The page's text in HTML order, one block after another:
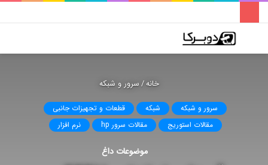
پوسته
فهرست
خانه/سرور و شبکه
سرور و شبکه شبکه
قطعات و تجهیزات جانبی
مقالات استوریج
مقالات سرور hp نرم افزار
موضوعات داغ